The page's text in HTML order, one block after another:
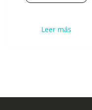
Leer más